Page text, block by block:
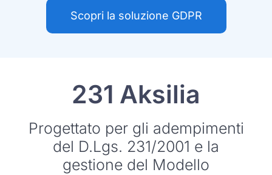
Scopri la soluzione GDPR
231 Aksilia
Progettato per gli adempimenti
del D.Lgs. 231/2001 e la
gestione del Modello